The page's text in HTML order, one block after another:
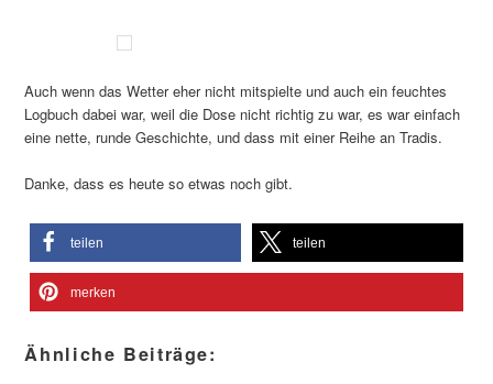
Auch wenn das Wetter eher nicht mitspielte und auch ein feuchtes
Logbuch dabei war, weil die Dose nicht richtig zu war, es war einfach
eine nette, runde Geschichte, und dass mit einer Reihe an Tradis.
Danke, dass es heute so etwas noch gibt.
teilen teilen
merken
Ähnliche Beiträge: